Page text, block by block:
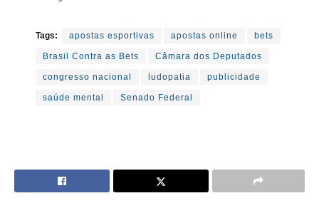
Tags: apostas esportivas apostas online bets
Brasil Contra as Bets Câmara dos Deputados
congresso nacional ludopatia publicidade
saúde mental Senado Federal